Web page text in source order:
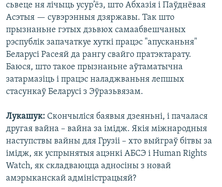
сьвеце ня лічыць усур’ёз, што Абхазія і Паўднёвая
Асэтыя — сувэрэнныя дзяржавы. Так што
прызнаньне гэтых дзьвюх самаабвешчаных
рэспублік запачаткуе хуткі працэс "апусканьня"
Беларусі Расеяй да рангу свайго пратэктарату.
Баюся, што такое прызнаньне аўтаматычна
затармазіць і працэс наладжваньня лепшых
стасункаў Беларусі з Эўразьвязам.
Лукашук: Скончыліся баявыя дзеяньні, і пачалася
другая вайна – вайна за імідж. Якія міжнародныя
наступствы вайны для Грузіі – хто выйграў бітвы за
імідж, як успрынятыя ацэнкі АБСЭ і Human Rights
Watch, як складваюцца адносіны з новай
амэрыканскай адміністрацыяй?